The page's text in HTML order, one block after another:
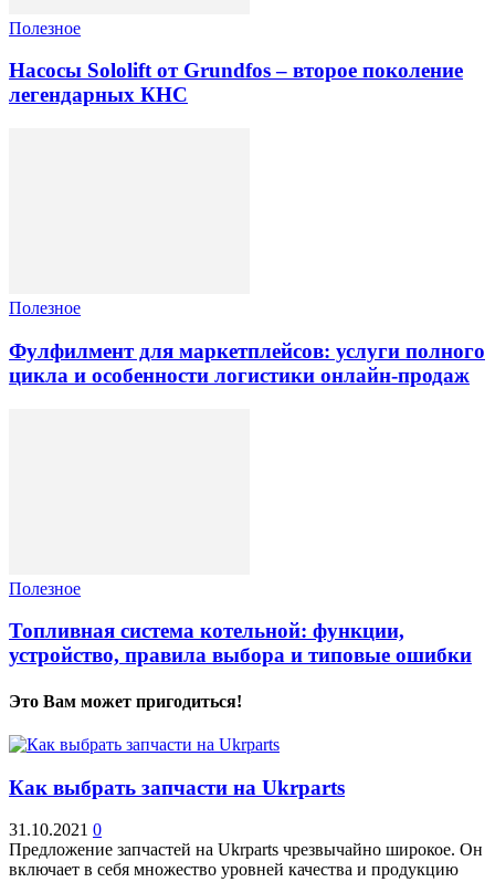
Полезное
Насосы Sololift от Grundfos – второе поколение
легендарных КНС
Полезное
Фулфилмент для маркетплейсов: услуги полного
цикла и особенности логистики онлайн-продаж
Полезное
Топливная система котельной: функции,
устройство, правила выбора и типовые ошибки
Это Вам может пригодиться!
Как выбрать запчасти на Ukrparts
31.10.2021 0
Предложение запчастей на Ukrparts чрезвычайно широкое. Он
включает в себя множество уровней качества и продукцию